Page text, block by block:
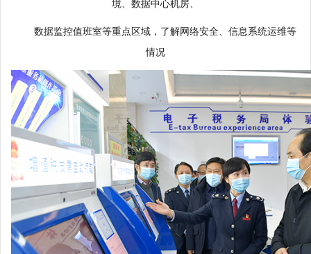
境、数据中心机房、
数据监控值班室等重点区域，了解网络安全、信息系统运维等
情况